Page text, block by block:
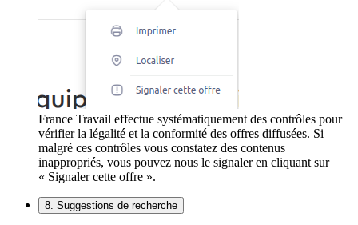
France Travail effectue systématiquement des contrôles pour
vérifier la légalité et la conformité des offres diffusées. Si
malgré ces contrôles vous constatez des contenus
inappropriés, vous pouvez nous le signaler en cliquant sur
« Signaler cette offre ».
8. Suggestions de recherche